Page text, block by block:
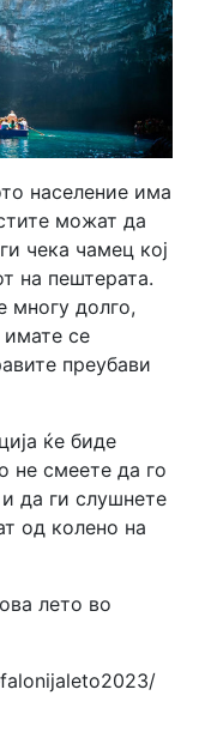
население има
можат да
чека чамец кој
на пештерата.
многу долго,
имате се
преубави
ќе биде
не смеете да го
да ги слушнете
од колено на
лето во